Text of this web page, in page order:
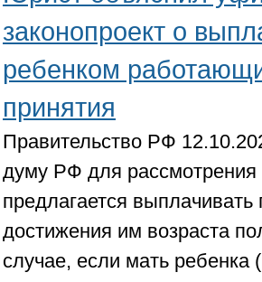
законопроект о
ребенком
принятия
Правительство РФ
думу РФ для рассмотрения
предлагается
достижения им возраста
случае, если мать ребенка